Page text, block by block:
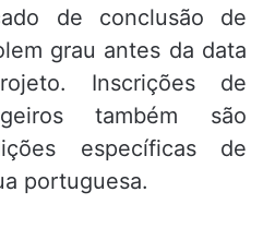
de conclusão de
grau antes da data
. Inscrições de
também são
específicas de
portuguesa.